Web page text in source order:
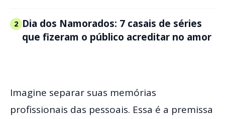
2 Dia dos Namorados: 7 casais de séries
que fizeram o público acreditar no amor
Imagine separar suas memórias
profissionais das pessoais. Essa é a premissa